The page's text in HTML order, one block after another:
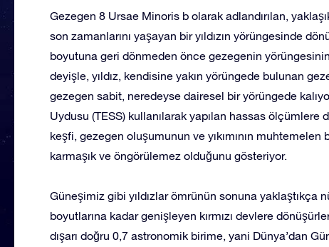
Gezegen 8 Ursae Minoris b olarak adlandırılan,
son zamanlarını yaşayan bir yıldızın yörüngesinde
boyutuna geri dönmeden önce gezegenin
deyişle, yıldız, kendisine yakın yörüngede bulunan
gezegen sabit, neredeyse dairesel bir yörüngede
Uydusu (TESS) kullanılarak yapılan hassas
keşfi, gezegen oluşumunun ve yıkımının
karmaşık ve öngörülemez olduğunu gösteriyor.
Güneşimiz gibi yıldızlar ömrünün sonuna yaklaştıkça
boyutlarına kadar genişleyen kırmızı devlere
dışarı doğru 0,7 astronomik birime, yani Dünya’dan